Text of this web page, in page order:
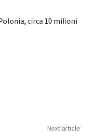
circa 10 milioni
Next article